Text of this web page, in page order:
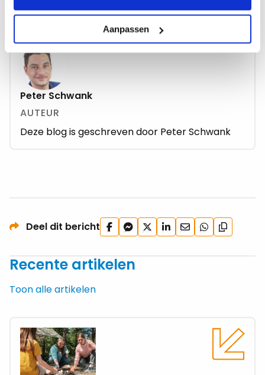
Aanpassen
maand? Dan maak je zelfs kans op een fantastische
Peter Schwank
AUTEUR
Deze blog is geschreven door Peter Schwank
Deel dit berichtDeel
op
Deel
via
Messenger
Deel
op
Deel
op
Deel
via
Deel
via
Kopieer
url
Recente artikelen
Toon alle artikelen
Lees
meer
over
Zomeractiviteit: